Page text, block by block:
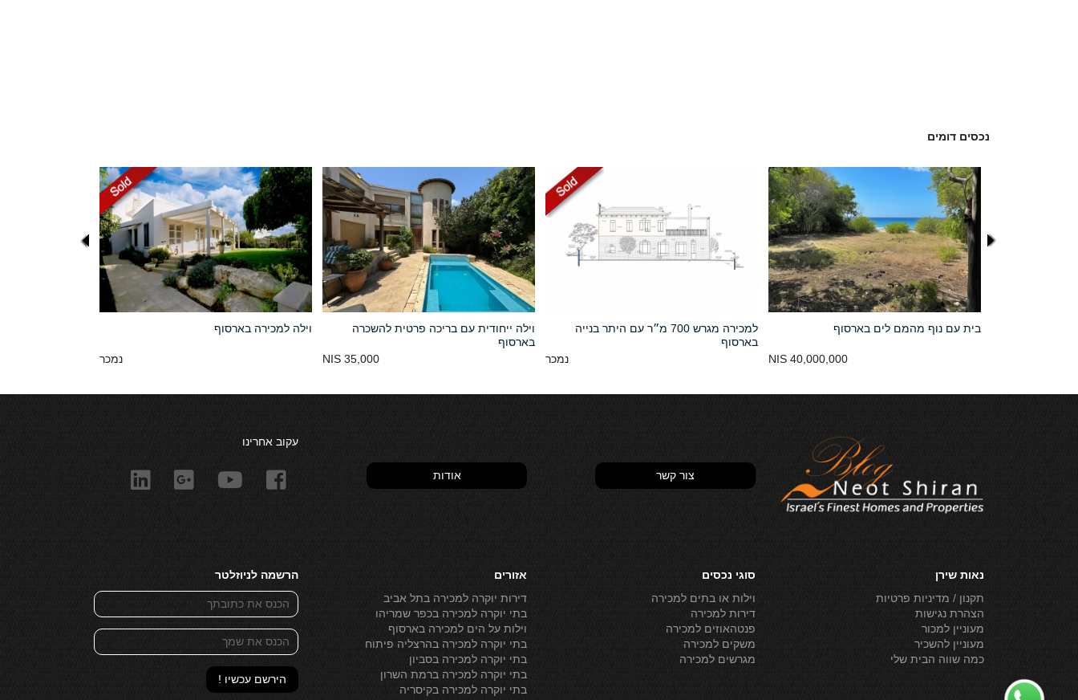
נכסים דומים
וילה למכירה בארסוף
נמכר
וילה ייחודית עם בריכה פרטית להשכרה
בארסוף
35,000 NIS
למכירה מגרש 700 מ״ר עם היתר בנייה
בארסוף
נמכר
בית עם נוף מהמם לים בארסוף
40,000,000 NIS
צור קשר אודות
עקוב אחרינו
נאות שירן
תקנון / מדיניות פרטיות
הצהרת נגישות
מעוניין למכור
מעוניין להשכיר
כמה שווה הבית שלי
סוגי נכסים
וילות או בתים למכירה
דירות למכירה
פנטהאוזים למכירה
משקים למכירה
מגרשים למכירה
אזורים
דירות יוקרה למכירה בתל אביב
בתי יוקרה למכירה בכפר שמריהו
וילות על הים למכירה בארסוף
בתי יוקרה למכירה בהרצליה פיתוח
בתי יוקרה למכירה בסביון
בתי יוקרה למכירה ברמת השרון
בתי יוקרה למכירה בקיסריה
הרשמה לניוזלטר
הירשם עכשיו !